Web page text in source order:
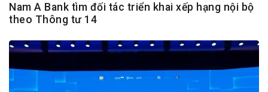
Nam A Bank tìm đối tác triển khai xếp hạng nội bộ
theo Thông tư 14